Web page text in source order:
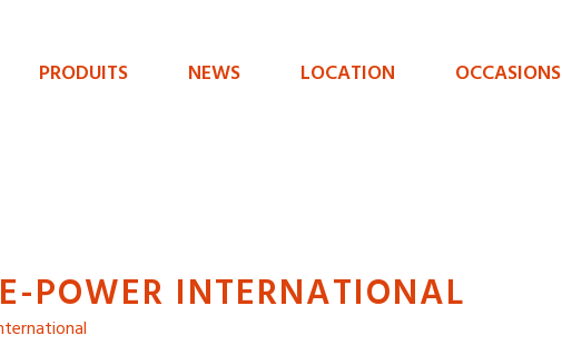
Menu
PRODUITS NEWS LOCATION OCCASIONS
POWER INTERNATIONAL